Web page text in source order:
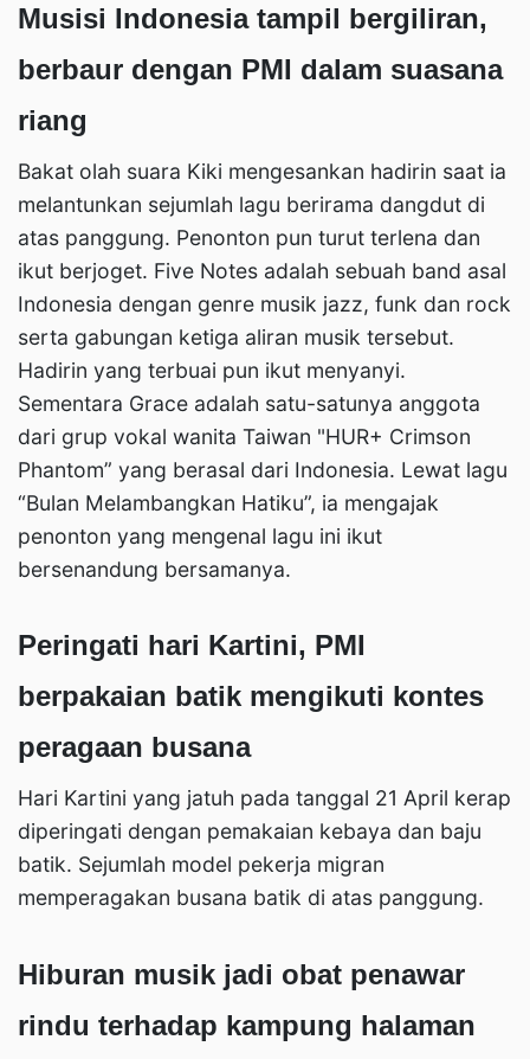
Musisi Indonesia tampil bergiliran,
berbaur dengan PMI dalam suasana
riang
Bakat olah suara Kiki mengesankan hadirin saat ia
melantunkan sejumlah lagu berirama dangdut di
atas panggung. Penonton pun turut terlena dan
ikut berjoget. Five Notes adalah sebuah band asal
Indonesia dengan genre musik jazz, funk dan rock
serta gabungan ketiga aliran musik tersebut.
Hadirin yang terbuai pun ikut menyanyi.
Sementara Grace adalah satu-satunya anggota
dari grup vokal wanita Taiwan "HUR+ Crimson
Phantom” yang berasal dari Indonesia. Lewat lagu
“Bulan Melambangkan Hatiku”, ia mengajak
penonton yang mengenal lagu ini ikut
bersenandung bersamanya.
Peringati hari Kartini, PMI
berpakaian batik mengikuti kontes
peragaan busana
Hari Kartini yang jatuh pada tanggal 21 April kerap
diperingati dengan pemakaian kebaya dan baju
batik. Sejumlah model pekerja migran
memperagakan busana batik di atas panggung.
Hiburan musik jadi obat penawar
rindu terhadap kampung halaman